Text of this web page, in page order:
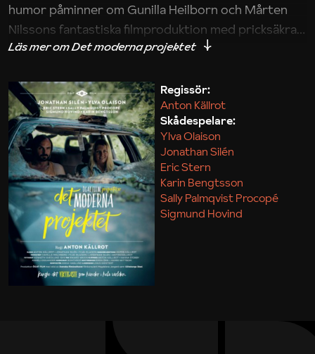
humor påminner om Gunilla Heilborn och Mårten
Nilssons fantastiska filmproduktion med pricksäkra
iakttagelser om hur svårt det kan vara att omsätta
Maja Kekonius
Regissör:
Anton Källrot
Skådespelare:
Ylva Olaison
Jonathan Silén
Eric Stern
Karin Bengtsson
Sally Palmqvist Procopé
Sigmund Hovind